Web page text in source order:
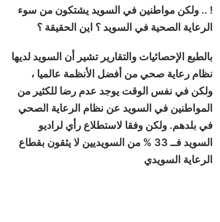
! .. ولكن مواطنين في السويد يشتكون من سوء
الرعاية الصحية في السويد ؟ اين الحقيقة ؟
بالطبع الإحصائيات والتقارير تشير أن السويد لديها
نظام رعاية صحي من أفضل الأنظمة عالميا ،
ولكن في نفس الوقت يوجد عدم رضا للكثير من
المواطنين في السويد عن نظام الرعاية الصحي
في بلدهم. ولكن وفقا لاستطلاع رأي لراديو
السويد فــ 33 % من السويديين لا يثقون بقطاع
الرعاية السويدي